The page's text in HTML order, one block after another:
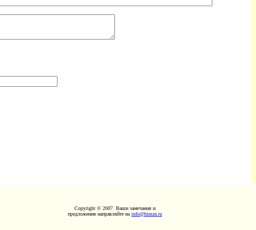
Copyright © 2007. Ваши замечания и
предложения направляйте на info@himza.ru